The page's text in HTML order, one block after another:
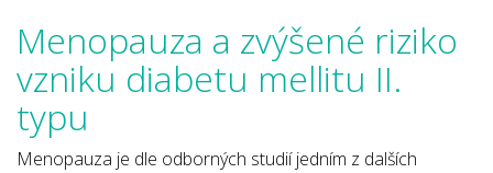
Menopauza a zvýšené riziko
vzniku diabetu mellitu II.
typu
Menopauza je dle odborných studií jedním z dalších